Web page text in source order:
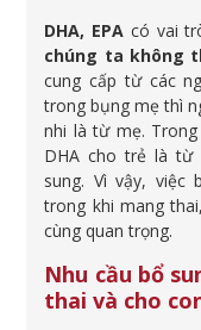
DHA, EPA có vai
chúng ta không
cung cấp từ các
trong bụng mẹ thì
nhi là từ mẹ.
DHA cho trẻ là
sung. Vì vậy, việc
trong khi mang
cùng quan trọng.
Nhu cầu bổ
thai và cho